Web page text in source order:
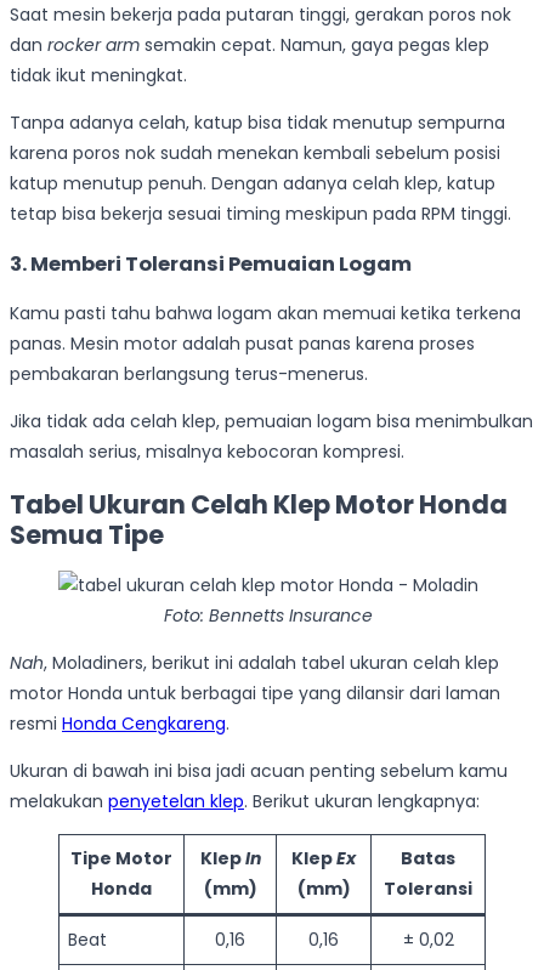
Saat mesin bekerja pada putaran tinggi, gerakan poros nok
dan rocker arm semakin cepat. Namun, gaya pegas klep
tidak ikut meningkat.
Tanpa adanya celah, katup bisa tidak menutup sempurna
karena poros nok sudah menekan kembali sebelum posisi
katup menutup penuh. Dengan adanya celah klep, katup
tetap bisa bekerja sesuai timing meskipun pada RPM tinggi.
3. Memberi Toleransi Pemuaian Logam
Kamu pasti tahu bahwa logam akan memuai ketika terkena
panas. Mesin motor adalah pusat panas karena proses
pembakaran berlangsung terus-menerus.
Jika tidak ada celah klep, pemuaian logam bisa menimbulkan
masalah serius, misalnya kebocoran kompresi.
Tabel Ukuran Celah Klep Motor Honda
Semua Tipe
Foto: Bennetts Insurance
Nah, Moladiners, berikut ini adalah tabel ukuran celah klep
motor Honda untuk berbagai tipe yang dilansir dari laman
resmi Honda Cengkareng.
Ukuran di bawah ini bisa jadi acuan penting sebelum kamu
melakukan penyetelan klep. Berikut ukuran lengkapnya:
Tipe Motor
Honda
KlepIn
(mm)
KlepEx
(mm)
Batas
Toleransi
Beat 0,16 0,16 ± 0,02